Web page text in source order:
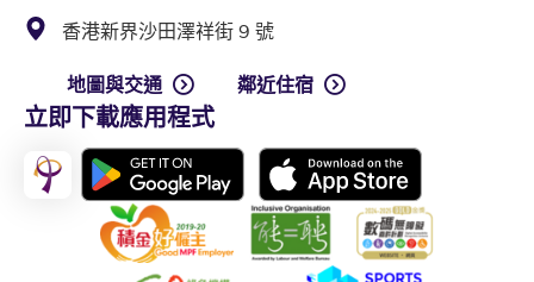
香港新界沙田澤祥街 9 號
地圖與交通 鄰近住宿
立即下載應用程式